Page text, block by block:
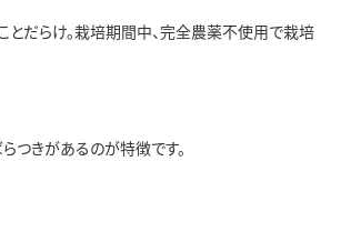
とだらけ。栽培期間中、完全農薬不使用で栽培
つきがあるのが特徴です。